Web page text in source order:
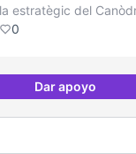
estratègic del
0
Dar apoyo
Cures i